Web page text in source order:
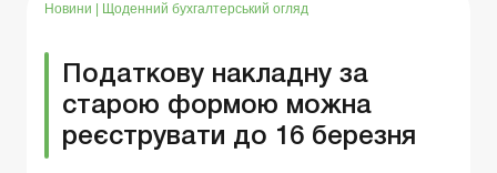
Новини Щоденний бухгалтерський огляд
Податкову накладну за
старою формою можна
реєструвати до 16 березня